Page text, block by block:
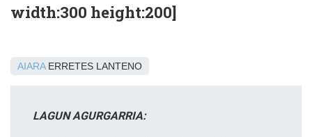
width:300 height:200]
AIARAERRETES LANTENO
LAGUN AGURGARRIA: